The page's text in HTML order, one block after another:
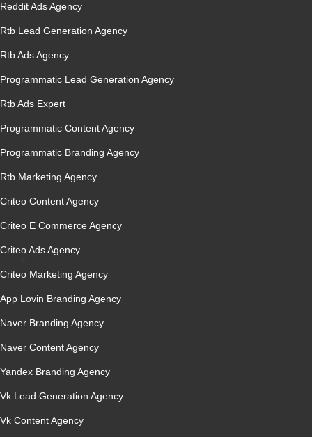
Reddit Ads Agency
Rtb Lead Generation Agency
Rtb Ads Agency
Programmatic Lead Generation Agency
Rtb Ads Expert
Programmatic Content Agency
Programmatic Branding Agency
Rtb Marketing Agency
Criteo Content Agency
Criteo E Commerce Agency
Criteo Ads Agency
Criteo Marketing Agency
App Lovin Branding Agency
Naver Branding Agency
Naver Content Agency
Yandex Branding Agency
Vk Lead Generation Agency
Vk Content Agency